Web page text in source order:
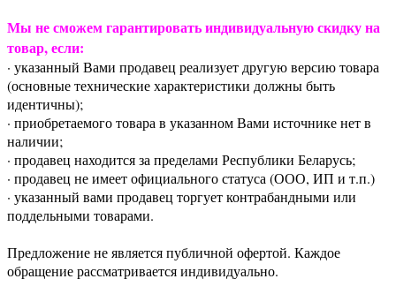
Мы не сможем гарантировать индивидуальную скидку на
товар, если:
· указанный Вами продавец реализует другую версию товара
(основные технические характеристики должны быть
идентичны);
· приобретаемого товара в указанном Вами источнике нет в
наличии;
· продавец находится за пределами Республики Беларусь;
· продавец не имеет официального статуса (ООО, ИП и т.п.)
· указанный вами продавец торгует контрабандными или
поддельными товарами.
Предложение не является публичной офертой. Каждое
обращение рассматривается индивидуально.